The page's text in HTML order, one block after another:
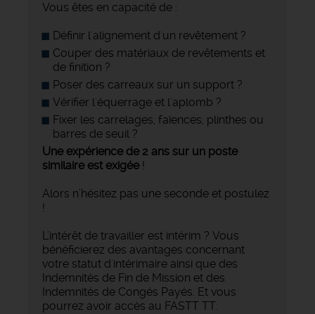
Vous êtes en capacité de :
Définir l'alignement d'un revêtement ?
Couper des matériaux de revêtements et
de finition ?
Poser des carreaux sur un support ?
Vérifier l'équerrage et l'aplomb ?
Fixer les carrelages, faïences, plinthes ou
barres de seuil ?
Une expérience de 2 ans sur un poste
similaire est exigée!
Alors n’hésitez pas une seconde et postulez
!
L’intérêt de travailler est intérim ? Vous
bénéficierez des avantages concernant
votre statut d'intérimaire ainsi que des
Indemnités de Fin de Mission et des
Indemnités de Congés Payés. Et vous
pourrez avoir accès au FASTT TT.